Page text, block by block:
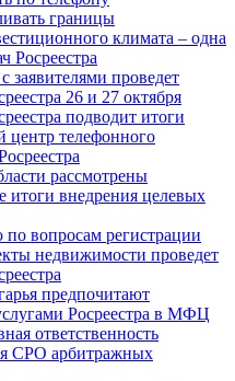
границы
климата – одна
Росреестра
проведет
26 и 27 октября
подводит итоги
центр телефонного
рассмотрены
итоги внедрения целевых
вопросам регистрации
недвижимости проведет
предпочитают
Росреестра в МФЦ
ответственность
СРО арбитражных